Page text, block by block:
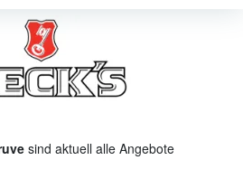
sind aktuell alle Angebote